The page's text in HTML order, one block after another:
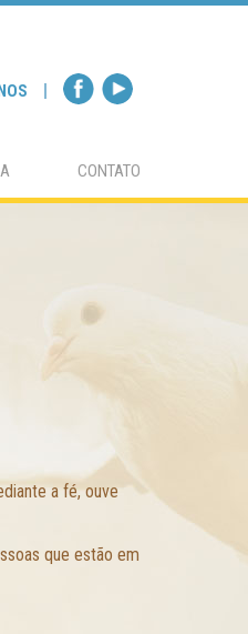
CONTATO
a fé, ouve
que estão em